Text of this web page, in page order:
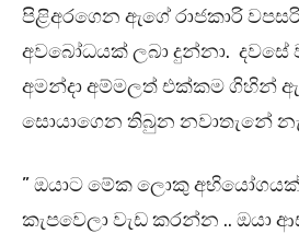
පිළිඅරගෙන ඇගේ රාජකාරි
අවබෝධයක් ලබා දුන්නා. දවසේ
අමන්දා අම්මලත් එක්කම ගිහින්
සොයාගෙන තිබුන නවාතැනේ
” ඔයාට මේක ලොකු
කැපවෙලා වැඩ කරන්න .. ඔයා